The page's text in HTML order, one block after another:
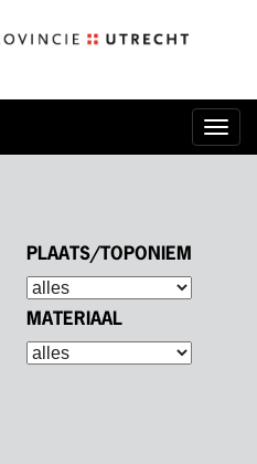
PLAATS/TOPONIEM
MATERIAAL